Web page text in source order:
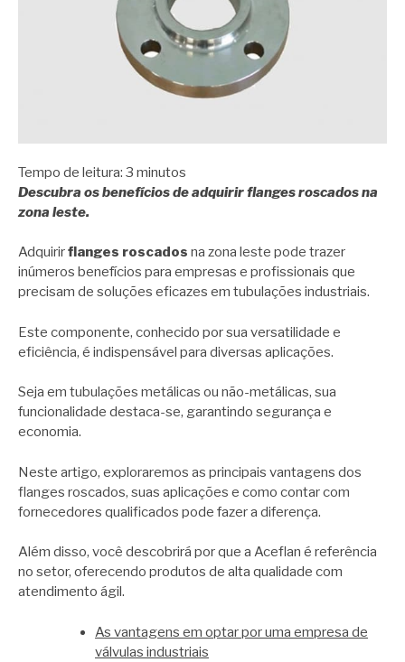
Tempo de leitura: 3 minutos
Descubra os benefícios de adquirir flanges roscados na
zona leste.
Adquirirflanges roscados na zona leste pode trazer
inúmeros benefícios para empresas e profissionais que
precisam de soluções eficazes em tubulações industriais.
Este componente, conhecido por sua versatilidade e
eficiência, é indispensável para diversas aplicações.
Seja em tubulações metálicas ou não-metálicas, sua
funcionalidade destaca-se, garantindo segurança e
economia.
Neste artigo, exploraremos as principais vantagens dos
flanges roscados, suas aplicações e como contar com
fornecedores qualificados pode fazer a diferença.
Além disso, você descobrirá por que a Aceflan é referência
no setor, oferecendo produtos de alta qualidade com
atendimento ágil.
As vantagens em optar por uma empresa de
válvulas industriais